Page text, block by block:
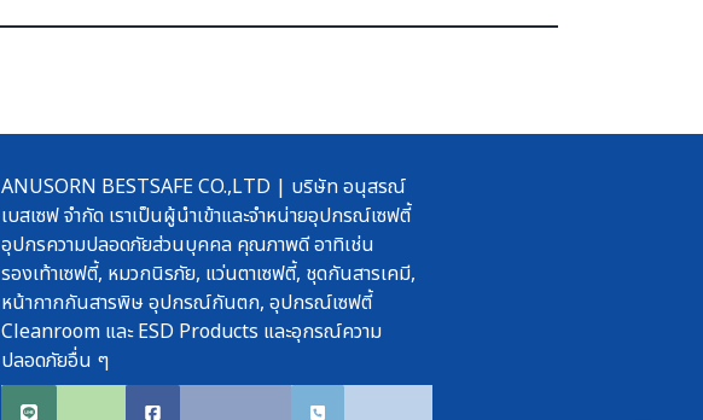
ANUSORN BESTSAFE CO.,LTD | บริษัท อนุสรณ์
เบสเซฟ จำกัด เราเป็นผู้นำเข้าและจำหน่ายอุปกรณ์เซฟตี้
อุปกรความปลอดภัยส่วนบุคคล คุณภาพดี อาทิเช่น
รองเท้าเซฟตี้, หมวกนิรภัย, แว่นตาเซฟตี้, ชุดกันสารเคมี,
หน้ากากกันสารพิษ อุปกรณ์กันตก, อุปกรณ์เซฟตี้
Cleanroom และ ESD Products และอุกรณ์ความ
ปลอดภัยอื่น ๆ